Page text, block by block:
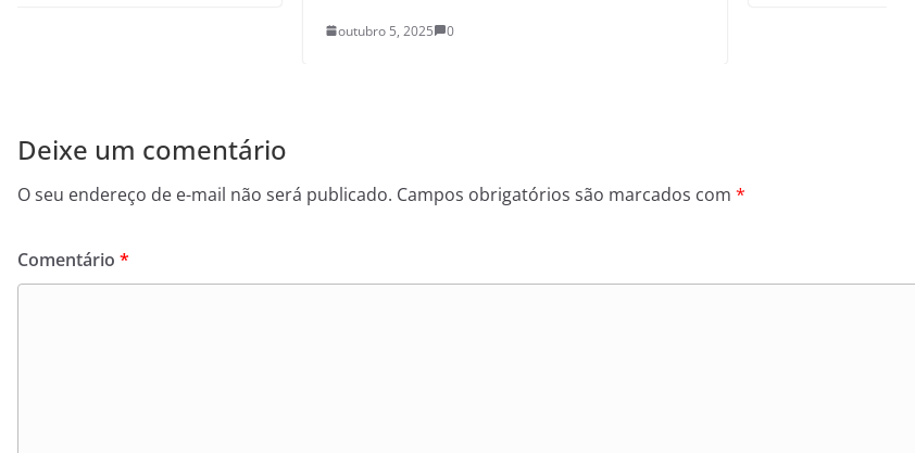
Deixe um comentário
O seu endereço de e-mail não será publicado. Campos obrigatórios são marcados com *
Comentário *